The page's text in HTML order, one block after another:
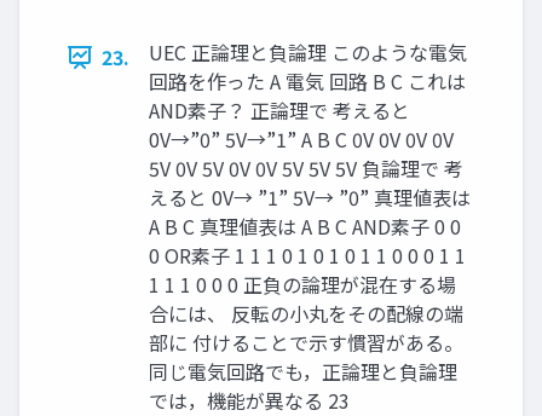
23.
UEC 正論理と負論理 このような電気
回路を作った A 電気 回路 B C これは
AND素子？ 正論理で 考えると
0V→”0” 5V→”1” A B C 0V 0V 0V 0V
5V 0V 5V 0V 0V 5V 5V 5V 負論理で 考
えると 0V→ ”1” 5V→ ”0” 真理値表は
A B C 真理値表は A B C AND素子 0 0
0 OR素子 1 1 1 0 1 0 1 0 1 1 0 0 0 1 1
1 1 1 0 0 0 正負の論理が混在する場
合には、 反転の小丸をその配線の端
部に 付けることで示す慣習がある。
同じ電気回路でも，正論理と負論理
では，機能が異なる 23